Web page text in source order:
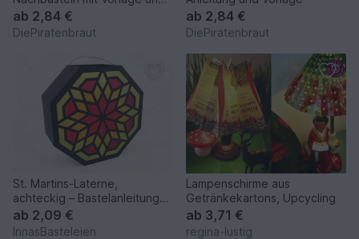
Anleitung
ab 2,84 €
DiePiratenbraut
ab 2,84 €
DiePiratenbraut
St. Martins-Laterne,
achteckig – Bastelanleitung
und Vorlagen
ab 2,09 €
InnasBasteleien
Lampenschirme aus
Getränkekartons, Upcycling
ab 3,71 €
regina-lustig